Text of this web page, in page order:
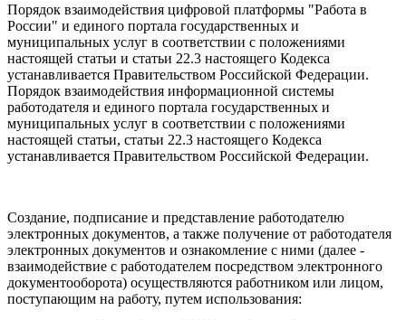
Порядок взаимодействия цифровой платформы "Работа в
России" и единого портала государственных и
муниципальных услуг в соответствии с положениями
настоящей статьи и статьи 22.3 настоящего Кодекса
устанавливается Правительством Российской Федерации.
Порядок взаимодействия информационной системы
работодателя и единого портала государственных и
муниципальных услуг в соответствии с положениями
настоящей статьи, статьи 22.3 настоящего Кодекса
устанавливается Правительством Российской Федерации.
Создание, подписание и представление работодателю
электронных документов, а также получение от работодателя
электронных документов и ознакомление с ними (далее -
взаимодействие с работодателем посредством электронного
документооборота) осуществляются работником или лицом,
поступающим на работу, путем использования: